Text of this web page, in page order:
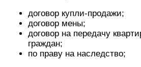
договор купли-продажи;
договор мены;
договор на передачу
граждан;
по праву на наследство;